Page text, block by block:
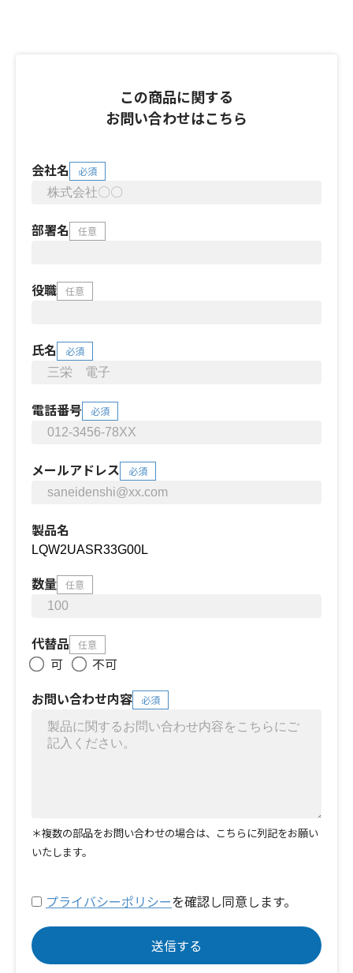
この商品に関する
お問い合わせはこちら
会社名 必須
部署名 任意
役職 任意
氏名 必須
電話番号 必須
メールアドレス 必須
製品名
数量 任意
代替品 任意
可
不可
お問い合わせ内容
必須
＊複数の部品をお問い合わせの場合は、こちらに列記をお願い
いたします。
プライバシーポリシーを確認し同意します。